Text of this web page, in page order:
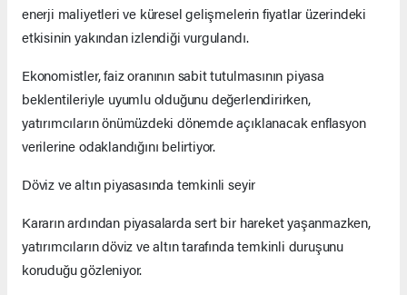
enerji maliyetleri ve küresel gelişmelerin fiyatlar üzerindeki
etkisinin yakından izlendiği vurgulandı.
Ekonomistler, faiz oranının sabit tutulmasının piyasa
beklentileriyle uyumlu olduğunu değerlendirirken,
yatırımcıların önümüzdeki dönemde açıklanacak enflasyon
verilerine odaklandığını belirtiyor.
Döviz ve altın piyasasında temkinli seyir
Kararın ardından piyasalarda sert bir hareket yaşanmazken,
yatırımcıların döviz ve altın tarafında temkinli duruşunu
koruduğu gözleniyor.